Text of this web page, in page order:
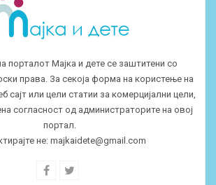
порталот Мајка и дете се заштитени со
права. За секоја форма на користење на
сајт или цели статии за комерцијални цели,
согласност од администраторите на овој
портал.
не:majkaidete@gmail.com